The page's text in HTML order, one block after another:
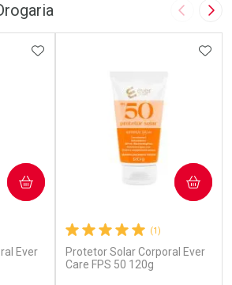
Ativar Desconto
Imagem
Ever
ADICIONAR AOS FAVORITOS
(1)
Protetor Solar Corporal Ever
Care FPS 50 120g
COMPRAR